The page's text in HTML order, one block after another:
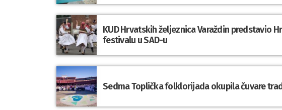
KUD Hrvatskih željeznica Varaždin predstavio
festivalu u SAD-u
Sedma Toplička folklorijada okupila čuvare